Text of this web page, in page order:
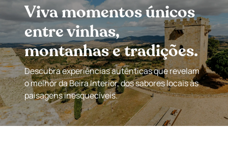
Viva momentos únicos
entre vinhas,
montanhas e tradições.
Descubra experiências autênticas que revelam
o melhor da Beira Interior, dos sabores locais às
paisagens inesquecíveis.